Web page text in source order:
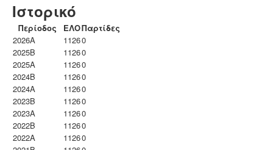
Ιστορικό
Περίοδος ΕΛΟΠαρτίδες
2026A
11260
2025B
11260
2025A
11260
2024B
11260
2024A
11260
2023B
11260
2023Α
11260
2022B
11260
2022A
11260